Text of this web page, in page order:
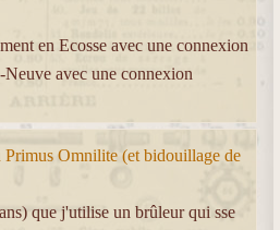
en Ecosse avec une connexion
avec une connexion
Primus Omnilite (et bidouillage de
que j'utilise un brûleur qui sse